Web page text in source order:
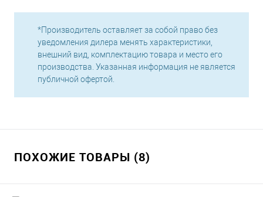
*Производитель оставляет за собой право без
уведомления дилера менять характеристики,
внешний вид, комплектацию товара и место его
производства. Указанная информация не является
публичной офертой.
ПОХОЖИЕ ТОВАРЫ (8)